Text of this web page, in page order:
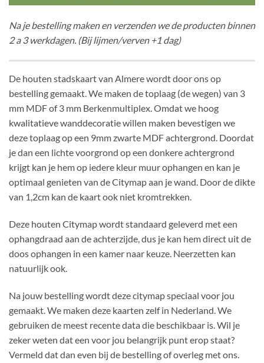
Na je bestelling maken en verzenden we de producten binnen
2 a 3 werkdagen. (Bij lijmen/verven +1 dag)
De houten stadskaart van Almere wordt door ons op
bestelling gemaakt. We maken de toplaag (de wegen) van 3
mm MDF of 3 mm Berkenmultiplex. Omdat we hoog
kwalitatieve wanddecoratie willen maken bevestigen we
deze toplaag op een 9mm zwarte MDF achtergrond. Doordat
je dan een lichte voorgrond op een donkere achtergrond
krijgt kan je hem op iedere kleur muur ophangen en kan je
optimaal genieten van de Citymap aan je wand. Door de dikte
van 1,2cm kan de kaart ook niet kromtrekken.
Deze houten Citymap wordt standaard geleverd met een
ophangdraad aan de achterzijde, dus je kan hem direct uit de
doos ophangen in een kamer naar keuze. Neerzetten kan
natuurlijk ook.
Na jouw bestelling wordt deze citymap speciaal voor jou
gemaakt. We maken deze kaarten zelf in Nederland. We
gebruiken de meest recente data die beschikbaar is. Wil je
zeker weten dat een voor jou belangrijk punt erop staat?
Vermeld dat dan even bij de bestelling of overleg met ons.